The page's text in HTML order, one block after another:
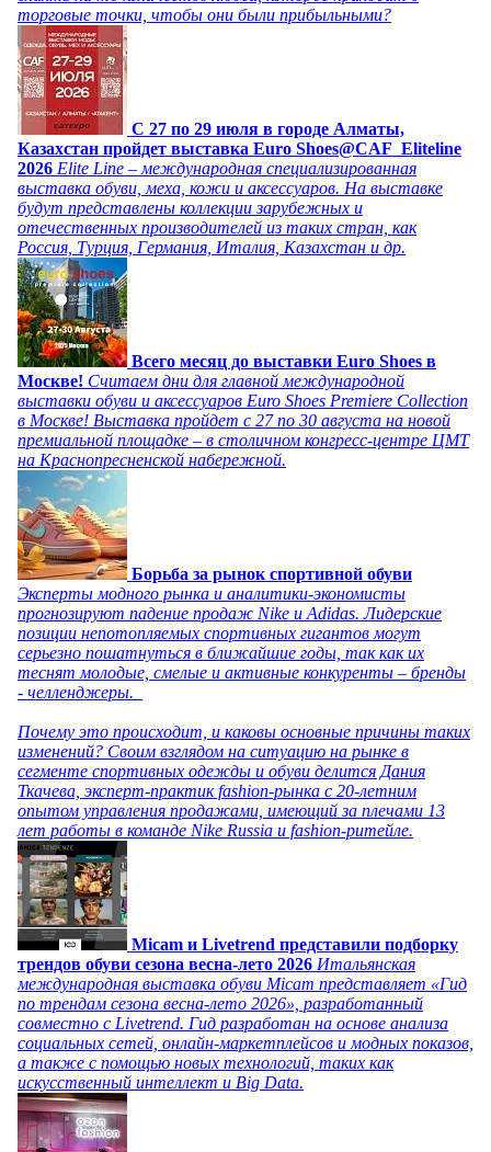
торговые точки, чтобы они были прибыльными?
C 27 по 29 июля в городе Алматы,
Казахстан пройдет выставка Euro Shoes@CAF_Eliteline
2026 Elite Line – международная специализированная
выставка обуви, меха, кожи и аксессуаров. На выставке
будут представлены коллекции зарубежных и
отечественных производителей из таких стран, как
Россия, Турция, Германия, Италия, Казахстан и др.
Всего месяц до выставки Euro Shoes в
Москве! Считаем дни для главной международной
выставки обуви и аксессуаров Euro Shoes Premiere Collection
в Москве! Выставка пройдет с 27 по 30 августа на новой
премиальной площадке – в столичном конгресс-центре ЦМТ
на Краснопресненской набережной.
Борьба за рынок спортивной обуви
Эксперты модного рынка и аналитики-экономисты
прогнозируют падение продаж Nike и Adidas. Лидерские
позиции непотопляемых спортивных гигантов могут
серьезно пошатнуться в ближайшие годы, так как их
теснят молодые, смелые и активные конкуренты – бренды
- челленджеры.
Почему это происходит, и каковы основные причины таких
изменений? Своим взглядом на ситуацию на рынке в
сегменте спортивных одежды и обуви делится Дания
Ткачева, эксперт-практик fashion-рынка с 20-летним
опытом управления продажами, имеющий за плечами 13
лет работы в команде Nike Russia и fashion-ритейле.
Micam и Livetrend представили подборку
трендов обуви сезона весна-лето 2026 Итальянская
международная выставка обуви Micam представляет «Гид
по трендам сезона весна-лето 2026», разработанный
совместно с Livetrend. Гид разработан на основе анализа
социальных сетей, онлайн-маркетплейсов и модных показов,
а также с помощью новых технологий, таких как
искусственный интеллект и Big Data.